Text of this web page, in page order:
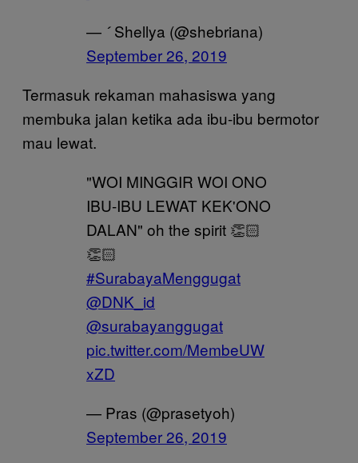
—  Shellya (@shebriana)
September 26, 2019
Termasuk rekaman mahasiswa yang
membuka jalan ketika ada ibu-ibu bermotor
mau lewat.
"WOI MINGGIR WOI ONO
IBU-IBU LEWAT KEK'ONO
DALAN" oh the spirit 👏🏻
👏🏻
#SurabayaMenggugat
@DNK_id
@surabayanggugat
pic.twitter.com/MembeUW
xZD
— Pras (@prasetyoh)
September 26, 2019